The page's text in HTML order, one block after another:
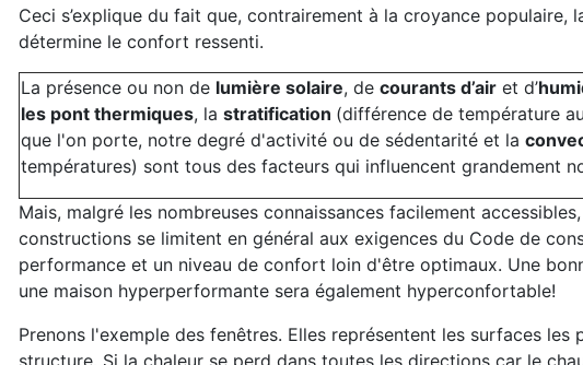
Ceci s’explique du fait que, contrairement à la croyance populaire,
détermine le confort ressenti.
La présence ou non de lumière solaire, de courants d’air et d’
les pont thermiques, la stratification (différence de température
que l'on porte, notre degré d'activité ou de sédentarité et la
températures) sont tous des facteurs qui influencent grandement
Mais, malgré les nombreuses connaissances facilement
constructions se limitent en général aux exigences du Code de
performance et un niveau de confort loin d'être optimaux. Une
une maison hyperperformante sera également hyperconfortable!
Prenons l'exemple des fenêtres. Elles représentent les surfaces les
structure. Si la chaleur se perd dans toutes les directions car le